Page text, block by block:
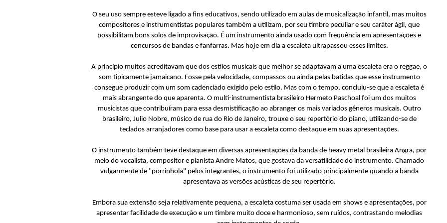
O seu uso sempre esteve ligado a fins educativos, sendo utilizado em aulas de musicalização infantil, mas muitos
compositores e instrumentistas populares também a utilizam, por seu timbre peculiar e seu caráter ágil, que
possibilitam bons solos de improvisação. É um instrumento ainda usado com frequência em apresentações e
concursos de bandas e fanfarras. Mas hoje em dia a escaleta ultrapassou esses limites.
A princípio muitos acreditavam que dos estilos musicais que melhor se adaptavam a uma escaleta era o reggae, o
som tipicamente jamaicano. Fosse pela velocidade, compassos ou ainda pelas batidas que esse instrumento
consegue produzir com um som cadenciado exigido pelo estilo. Mas com o tempo, concluiu-se que a escaleta é
mais abrangente do que aparenta. O multi-instrumentista brasileiro Hermeto Paschoal foi um dos muitos
musicistas que contribuíram para essa desmistificação ao abranger os mais variados gêneros musicais. Outro
brasileiro, Julio Nobre, músico de rua do Rio de Janeiro, trouxe o seu repertório do piano, utilizando-se de
teclados arranjadores como base para usar a escaleta como destaque em suas apresentações.
O instrumento também teve destaque em diversas apresentações da banda de heavy metal brasileira Angra, por
meio do vocalista, compositor e pianista Andre Matos, que gostava da versatilidade do instrumento. Chamado
vulgarmente de "porrinhola" pelos integrantes, o instrumento foi utilizado principalmente quando a banda
apresentava as versões acústicas de seu repertório.
Embora sua extensão seja relativamente pequena, a escaleta costuma ser usada em shows e apresentações, por
apresentar facilidade de execução e um timbre muito doce e harmonioso, sem ruídos, contrastando melodias